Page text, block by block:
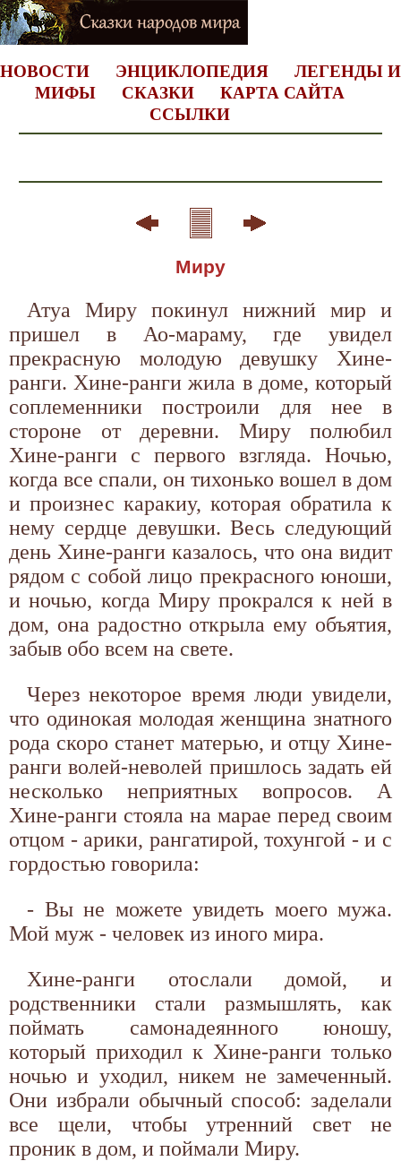
НОВОСТИ ЭНЦИКЛОПЕДИЯ
ЛЕГЕНДЫ И
МИФЫ
СКАЗКИ
КАРТА САЙТА
ССЫЛКИ
Миру
Атуа Миру покинул нижний мир и
пришел в Ао-мараму, где увидел
прекрасную молодую девушку Хине-
ранги. Хине-ранги жила в доме, который
соплеменники построили для нее в
стороне от деревни. Миру полюбил
Хине-ранги с первого взгляда. Ночью,
когда все спали, он тихонько вошел в дом
и произнес каракиу, которая обратила к
нему сердце девушки. Весь следующий
день Хине-ранги казалось, что она видит
рядом с собой лицо прекрасного юноши,
и ночью, когда Миру прокрался к ней в
дом, она радостно открыла ему объятия,
забыв обо всем на свете.
Через некоторое время люди увидели,
что одинокая молодая женщина знатного
рода скоро станет матерью, и отцу Хине-
ранги волей-неволей пришлось задать ей
несколько неприятных вопросов. А
Хине-ранги стояла на марае перед своим
отцом - арики, рангатирой, тохунгой - и с
гордостью говорила:
- Вы не можете увидеть моего мужа.
Мой муж - человек из иного мира.
Хине-ранги отослали домой, и
родственники стали размышлять, как
поймать самонадеянного юношу,
который приходил к Хине-ранги только
ночью и уходил, никем не замеченный.
Они избрали обычный способ: заделали
все щели, чтобы утренний свет не
проник в дом, и поймали Миру.